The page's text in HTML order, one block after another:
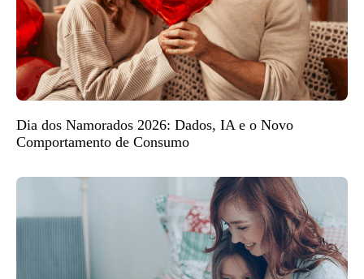
Dia dos Namorados 2026: Dados, IA e o Novo
Comportamento de Consumo